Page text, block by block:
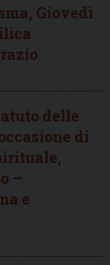
Giovedì
delle
di
–
e